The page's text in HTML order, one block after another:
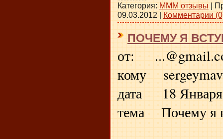
Категория: МММ отзывы |
09.03.2012 | Комментарии
ПОЧЕМУ Я
от:
кому
дата 18 Января
тема Почему я